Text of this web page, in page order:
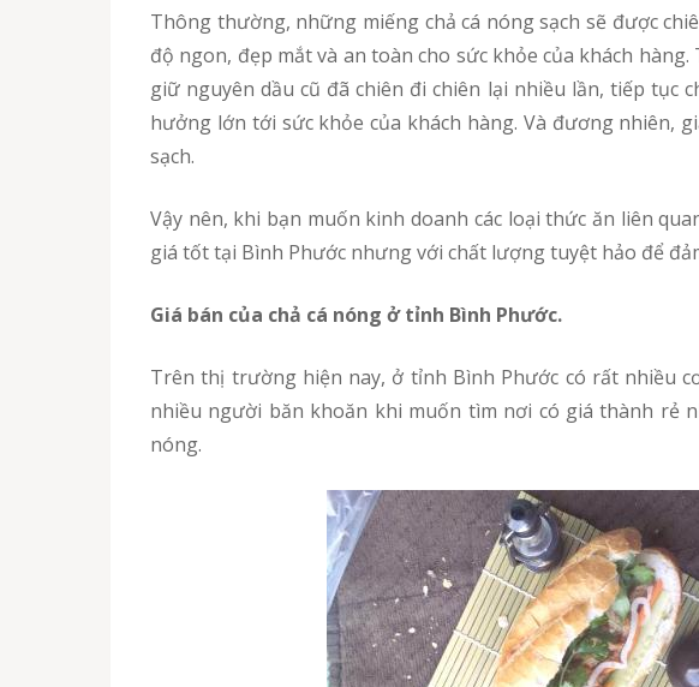
Thông thường, những miếng chả cá nóng sạch sẽ được chiên với dầu, và khi dầu chuyển màu thì những người thợ sẽ phải thay dầu để đảm bảo
độ ngon, đẹp mắt và an toàn cho sức khỏe của khách
giữ nguyên dầu cũ đã chiên đi chiên lại nhiều lần, tiếp tục
hưởng lớn tới sức khỏe của khách hàng. Và đương nhiên,
sạch.
Vậy nên, khi bạn muốn kinh doanh các loại thức ăn liên quan đến chả cá nóng, quý khách hãy lựa chọn cho quán của mình 1 nơi bỏ sỉ cá chả mối
giá tốt tại Bình Phước nhưng với chất lượng tuyệt hảo để
Giá bán của chả cá nóng ở tỉnh Bình Phước.
Trên thị trường hiện nay, ở tỉnh Bình Phước có rất nhiều cơ sở bỏ sỉ cá chả mối giá rẻ tại Bình Phước. Với các mức giá chả cá khác nhau, khiến
nhiều người băn khoăn khi muốn tìm nơi có giá thành rẻ
nóng.